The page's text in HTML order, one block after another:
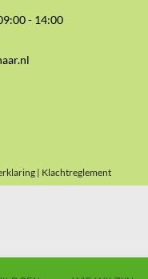
- 14:00
| Klachtreglement